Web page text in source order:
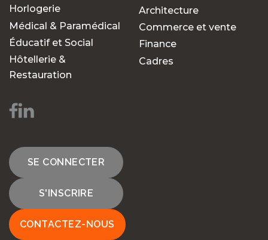
Horlogerie
Médical & Paramédical
Éducatif et Social
Hôtellerie &
Restauration
Architecture
Commerce et vente
Finance
Cadres
SE CONNECTER
S'INSCRIRE
CONTACTEZ-NOUS